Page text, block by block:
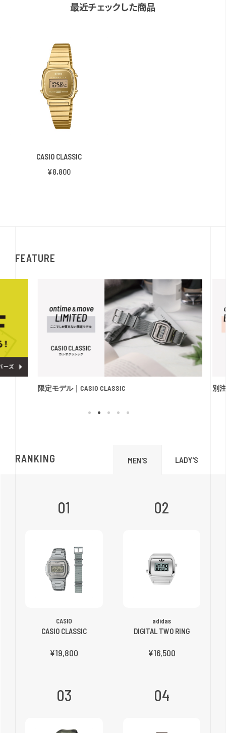
最近チェックした商品
CASIO CLASSIC
¥8,800
FEATURE
限定モデル｜CASIO CLASSIC 別
RANKING MEN'S LADY'S
01
CASIO
CASIO CLASSIC
¥19,800
02
adidas
DIGITAL TWO RING
¥16,500
03 04